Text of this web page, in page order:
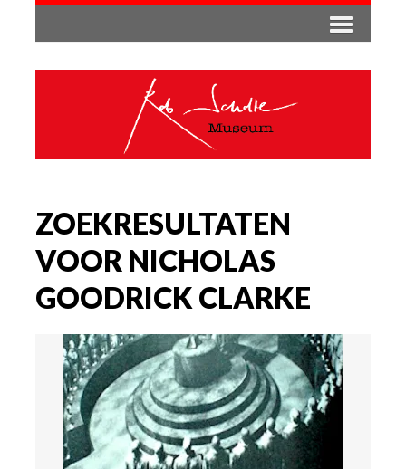
ZOEKRESULTATEN
VOOR NICHOLAS
GOODRICK CLARKE